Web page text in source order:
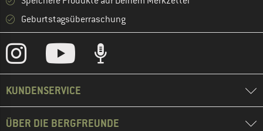
Geburtstagsüberraschung
KUNDENSERVICE
ÜBER DIE BERGFREUNDE